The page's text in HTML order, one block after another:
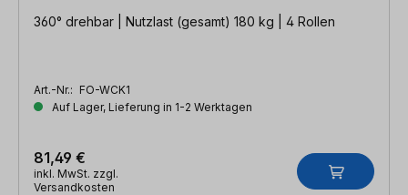
360° drehbar | Nutzlast (gesamt) 180 kg | 4 Rollen
Art.-Nr.: FO-WCK1
Auf Lager, Lieferung in 1-2 Werktagen
81,49 €
inkl. MwSt. zzgl.
Versandkosten